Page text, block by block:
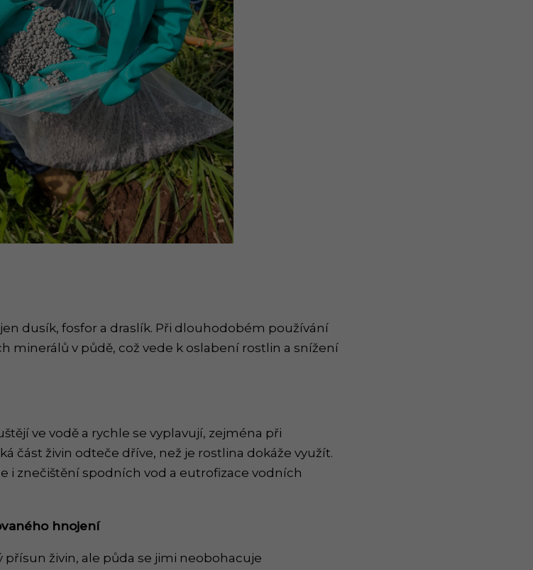
dusík, fosfor a draslík. Při dlouhodobém používání
minerálů v půdě, což vede k oslabení rostlin a snížení
ve vodě a rychle se vyplavují, zejména při
část živin odteče dříve, než je rostlina dokáže využít.
i znečištění spodních vod a eutrofizace vodních
ého hnojení
živin, ale půda se jimi neobohacuje